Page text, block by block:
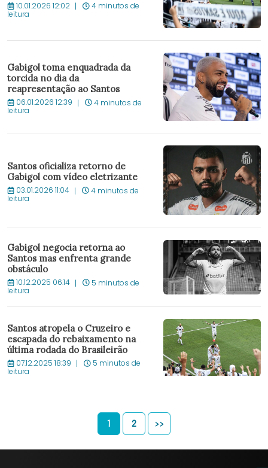
10.01.2026 12:02 4 minutos de
leitura
Gabigol toma enquadrada da
torcida no dia da
reapresentação ao Santos
06.01.2026 12:39 4 minutos de
leitura
Santos oficializa retorno de
Gabigol com vídeo eletrizante
03.01.2026 11:04 4 minutos de
leitura
Gabigol negocia retorna ao
Santos mas enfrenta grande
obstáculo
10.12.2025 06:14 5 minutos de
leitura
Santos atropela o Cruzeiro e
escapada do rebaixamento na
última rodada do Brasileirão
07.12.2025 18:39 5 minutos de
leitura
1 2 >>